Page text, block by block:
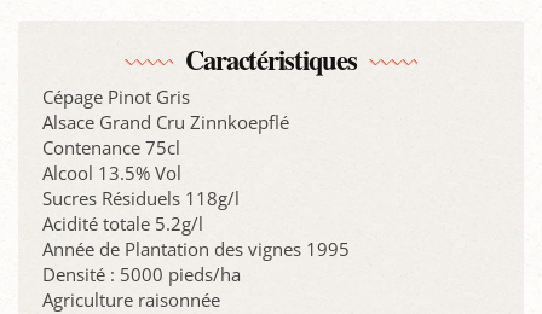
Caractéristiques
Cépage Pinot Gris
Alsace Grand Cru Zinnkoepflé
Contenance 75cl
Alcool 13.5% Vol
Sucres Résiduels 118g/l
Acidité totale 5.2g/l
Année de Plantation des vignes 1995
Densité : 5000 pieds/ha
Agriculture raisonnée